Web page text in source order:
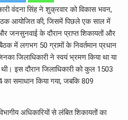
वंदना सिंह ने शुक्रवार को विकास भवन,
बैठक आयोजित की, जिसमें पिछले एक साल में
जनसुनवाई के दौरान प्राप्त शिकायतों और
में लगभग 50 ग्रामों के निवर्तमान प्रधान
जिलाधिकारी ने स्वयं भ्रमण किया था या
इस दौरान जिलाधिकारी को कुल 1503
समाधान किया गया, जबकि 809
अधिकारियों से लंबित शिकायतों का